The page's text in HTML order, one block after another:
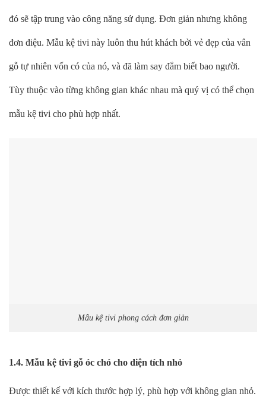
đó sẽ tập trung vào công năng sử dụng. Đơn giản nhưng không
đơn điệu. Mẫu kệ tivi này luôn thu hút khách bởi vẻ đẹp của vân
gỗ tự nhiên vốn có của nó, và đã làm say đắm biết bao người.
Tùy thuộc vào từng không gian khác nhau mà quý vị có thể chọn
mẫu kệ tivi cho phù hợp nhất.
Mẫu kệ tivi phong cách đơn giản
1.4. Mẫu kệ tivi gỗ óc chó cho diện tích nhỏ
Được thiết kế với kích thước hợp lý, phù hợp với không gian nhỏ.